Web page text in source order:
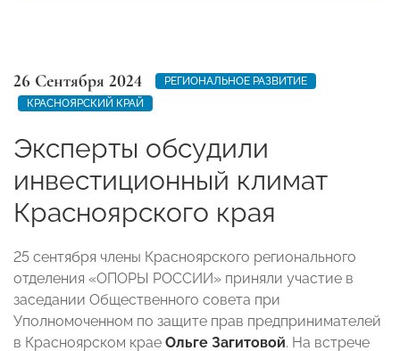
26 Сентября 2024
РЕГИОНАЛЬНОЕ РАЗВИТИЕ
КРАСНОЯРСКИЙ КРАЙ
Эксперты обсудили
инвестиционный климат
Красноярского края
25 сентября члены Красноярского регионального
отделения «ОПОРЫ РОССИИ» приняли участие в
заседании Общественного совета при
Уполномоченном по защите прав предпринимателей
в Красноярском крае Ольге Загитовой. На встрече